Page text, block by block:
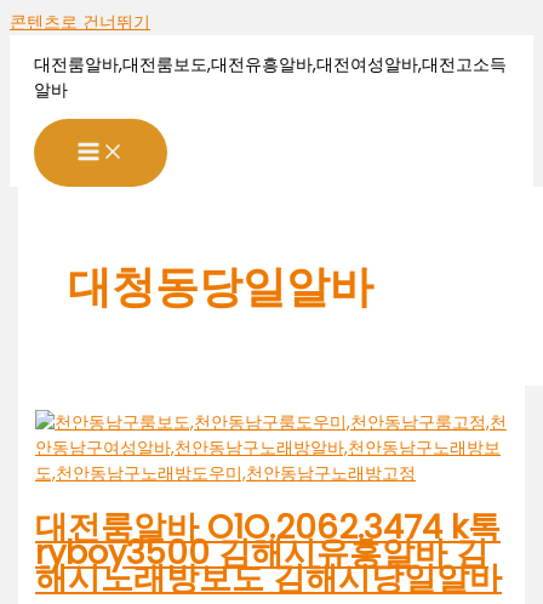
콘텐츠로 건너뛰기
대전룸알바,대전룸보도,대전유흥알바,대전여성알바,대전고소득
알바
대청동당일알바
대전룸알바 O1O.2062.3474 k톡
ryboy3500 김해시유흥알바 김
해시노래방보도 김해시당일알바